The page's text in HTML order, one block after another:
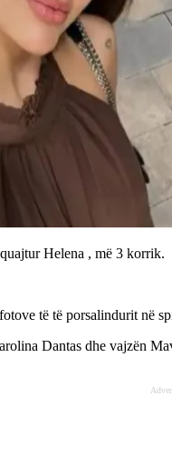
Helena , më 3 korrik.
të të porsalindurit në
Dantas dhe vajzën